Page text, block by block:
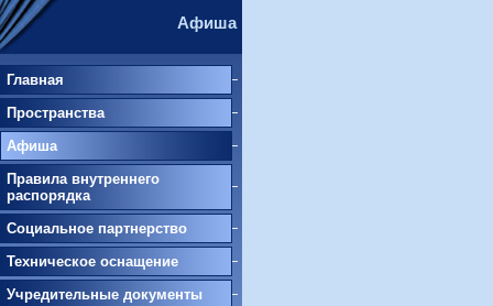
Афиша
Главная
Пространства
Афиша
Правила внутреннего
распорядка
Социальное партнерство
Техническое оснащение
Учредительные документы